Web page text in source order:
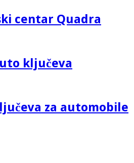
centar Quadra
ključeva
za automobile